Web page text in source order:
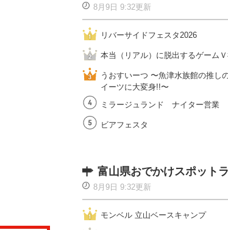
8月9日 9:32更新
リバーサイドフェスタ2026
本当（リアル）に脱出するゲーム
うおすいーつ 〜魚津水族館の推し
イーツに大変身!!〜
ミラージュランド ナイター営業
ビアフェスタ
富山県おでかけスポット
8月9日 9:32更新
モンベル 立山ベースキャンプ